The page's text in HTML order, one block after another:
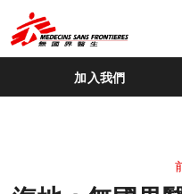
加入我們